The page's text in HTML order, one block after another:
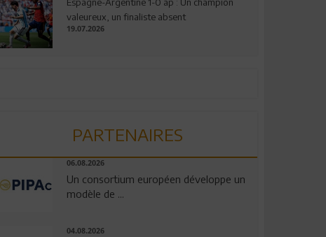
valeureux, un finaliste absent
19.07.2026
PARTENAIRES
06.08.2026
Un consortium européen développe un
modèle de ...
04.08.2026